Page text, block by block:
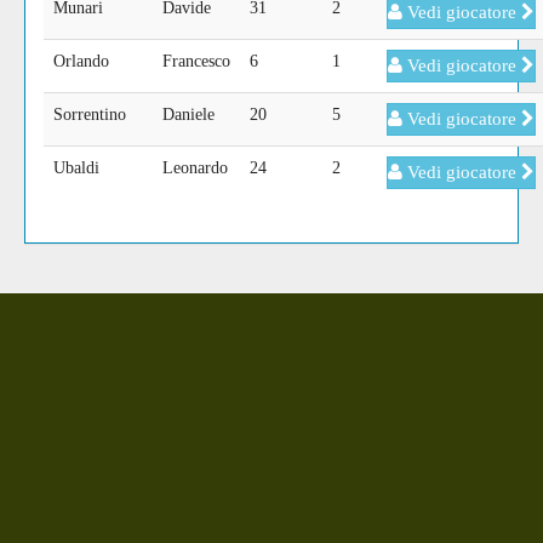
Munari Davide 31 2 Vedi giocatore
Orlando Francesco 6 1 Vedi giocatore
Sorrentino Daniele 20 5 Vedi giocatore
Ubaldi Leonardo 24 2 Vedi giocatore